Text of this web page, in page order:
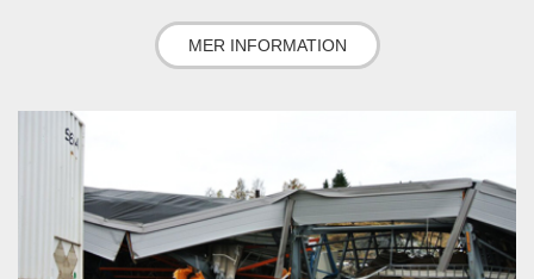
MER INFORMATION